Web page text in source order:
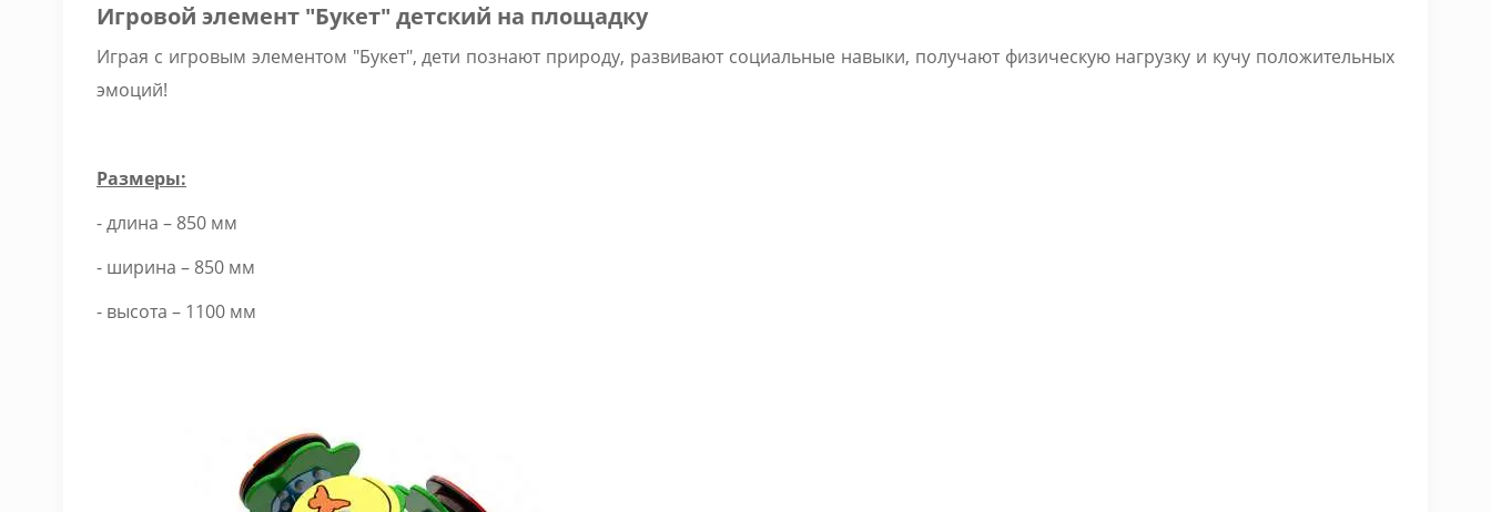
Игровой элемент "Букет" детский на площадку
Играя с игровым элементом "Букет", дети познают природу, развивают социальные навыки, получают физическую нагрузку и кучу положительных
эмоций!
Размеры:
- длина – 850 мм
- ширина – 850 мм
- высота – 1100 мм